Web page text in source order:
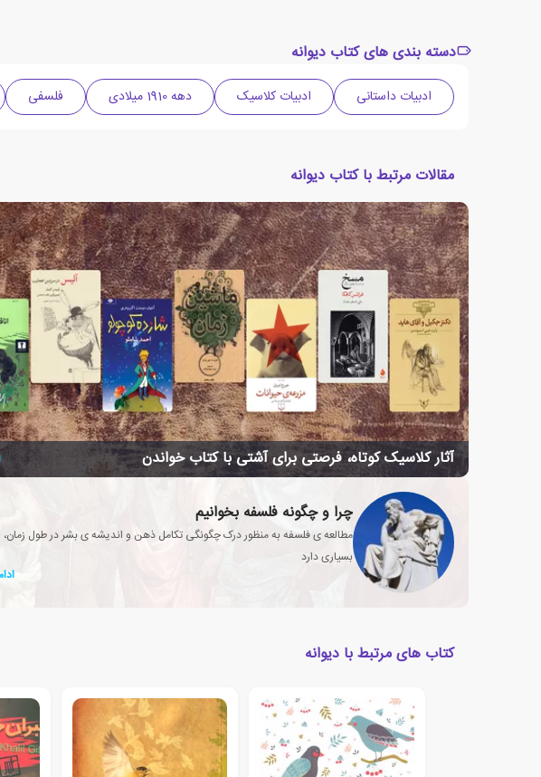
دسته بندی های کتاب دیوانه
ادبیات داستانی ادبیات کلاسیک دهه 1910 میلادی فلسفی
مقالات مرتبط با کتاب دیوانه
آثار کلاسیک کوتاه، فرصتی برای آشتی با کتاب خواندن
چرا و چگونه فلسفه بخوانیم
مطالعه ی فلسفه به منظور درک چگونگی تکامل ذهن و اندیشه ی بشر در طول
بسیاری دارد
کتاب های مرتبط با دیوانه